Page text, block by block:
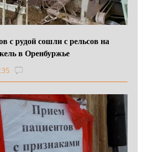
с рудой сошли с рельсов на
в Оренбуржье